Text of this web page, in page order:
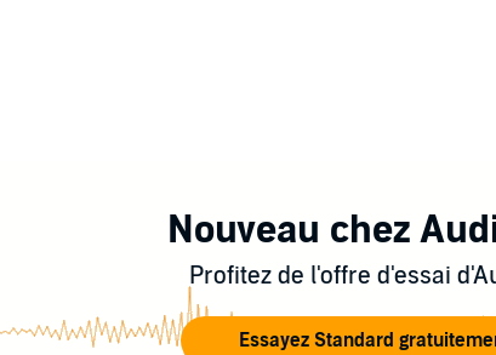
Nouveau chez
Profitez de l'offre d'essai
Essayez Standard